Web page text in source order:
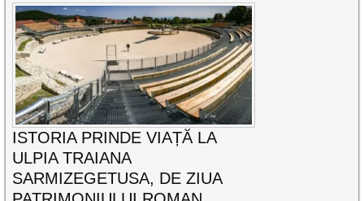
ISTORIA PRINDE VIAȚĂ LA
ULPIA TRAIANA
SARMIZEGETUSA, DE ZIUA